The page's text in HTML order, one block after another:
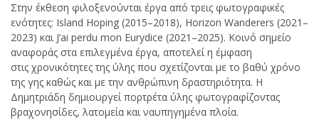
Στην έκθεση φιλοξενούνται έργα από τρεις φωτογραφικές
ενότητες: Island Hoping (2015–2018), Horizon Wanderers (2021–
2023) και J’ai perdu mon Eurydice (2021–2025). Κοινό σημείο
αναφοράς στα επιλεγμένα έργα, αποτελεί η έμφαση
στις χρονικότητες της ύλης που σχετίζονται με το βαθύ χρόνο
της γης καθώς και με την ανθρώπινη δραστηριότητα. Η
Δημητριάδη δημιουργεί πορτρέτα ύλης φωτογραφίζοντας
βραχονησίδες, λατομεία και ναυπηγημένα πλοία.